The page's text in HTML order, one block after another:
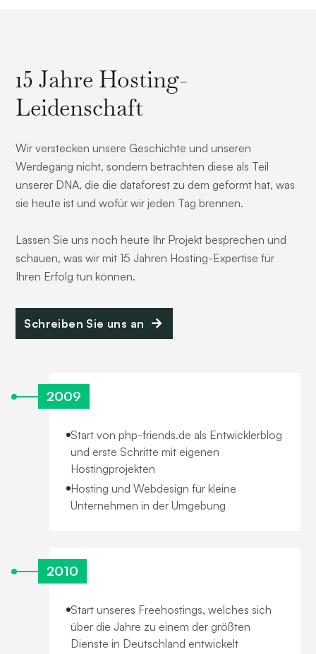
15 Jahre Hosting-
Leidenschaft
Wir verstecken unsere Geschichte und unseren
Werdegang nicht, sondern betrachten diese als Teil
unserer DNA, die die dataforest zu dem geformt hat, was
sie heute ist und wofür wir jeden Tag brennen.
Lassen Sie uns noch heute Ihr Projekt besprechen und
schauen, was wir mit 15 Jahren Hosting-Expertise für
Ihren Erfolg tun können.
Schreiben Sie uns an
2009
Start von php-friends.de als Entwicklerblog
und erste Schritte mit eigenen
Hostingprojekten
Hosting und Webdesign für kleine
Unternehmen in der Umgebung
2010
Start unseres Freehostings, welches sich
über die Jahre zu einem der größten
Dienste in Deutschland entwickelt